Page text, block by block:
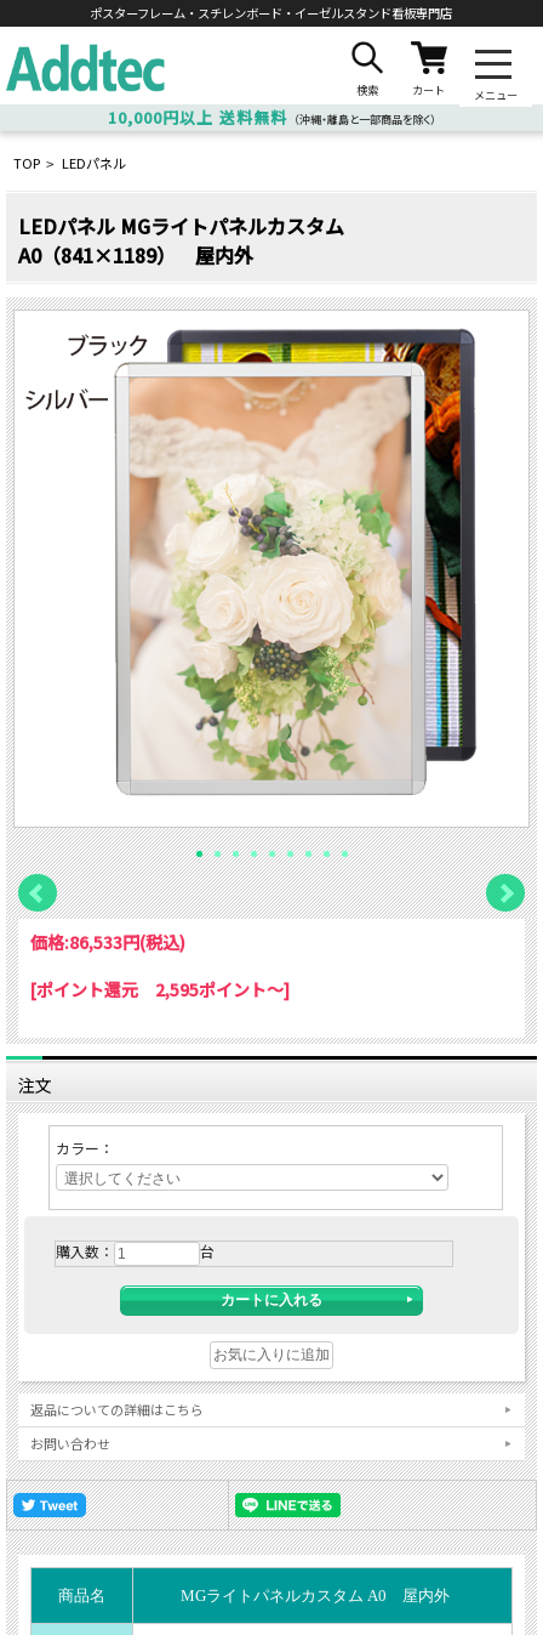
ポスターフレーム・スチレンボード・ イーゼルスタンド看板専門店
検索 カート メニュー
10,000円以上 送料無料 （沖縄・離島と一部商品を除く）
TOP > LEDパネル
LEDパネル MGライトパネルカスタム
A0（841×1189） 屋内外
価格:86,533円(税込)
[ポイント還元 2,595ポイント～]
注文
カラー：
購入数： 台
返品についての詳細はこちら
お問い合わせ
商品名 MGライトパネルカスタム A0 屋内外